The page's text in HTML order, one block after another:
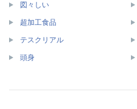
図々しい
超加工食品
テスクリアル
頭身